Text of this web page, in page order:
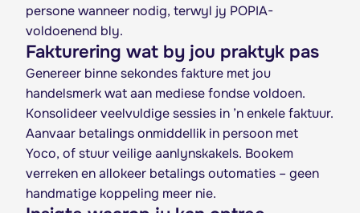
persone wanneer nodig, terwyl jy POPIA-
voldoenend bly.
Fakturering wat by jou praktyk pas
Genereer binne sekondes fakture met jou
handelsmerk wat aan mediese fondse voldoen.
Konsolideer veelvuldige sessies in ’n enkele faktuur.
Aanvaar betalings onmiddellik in persoon met
Yoco, of stuur veilige aanlynskakels. Bookem
verreken en allokeer betalings outomaties – geen
handmatige koppeling meer nie.